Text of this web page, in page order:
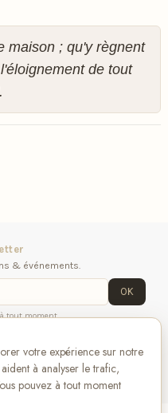
maison ; qu'y règnent
de tout
& événements.
OK
tout moment.
nous
votre expérience sur notre
à analyser le trafic,
pouvez à tout moment